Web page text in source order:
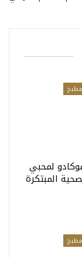
مطبخ
لمحبي
المبتكرة
مطبخ